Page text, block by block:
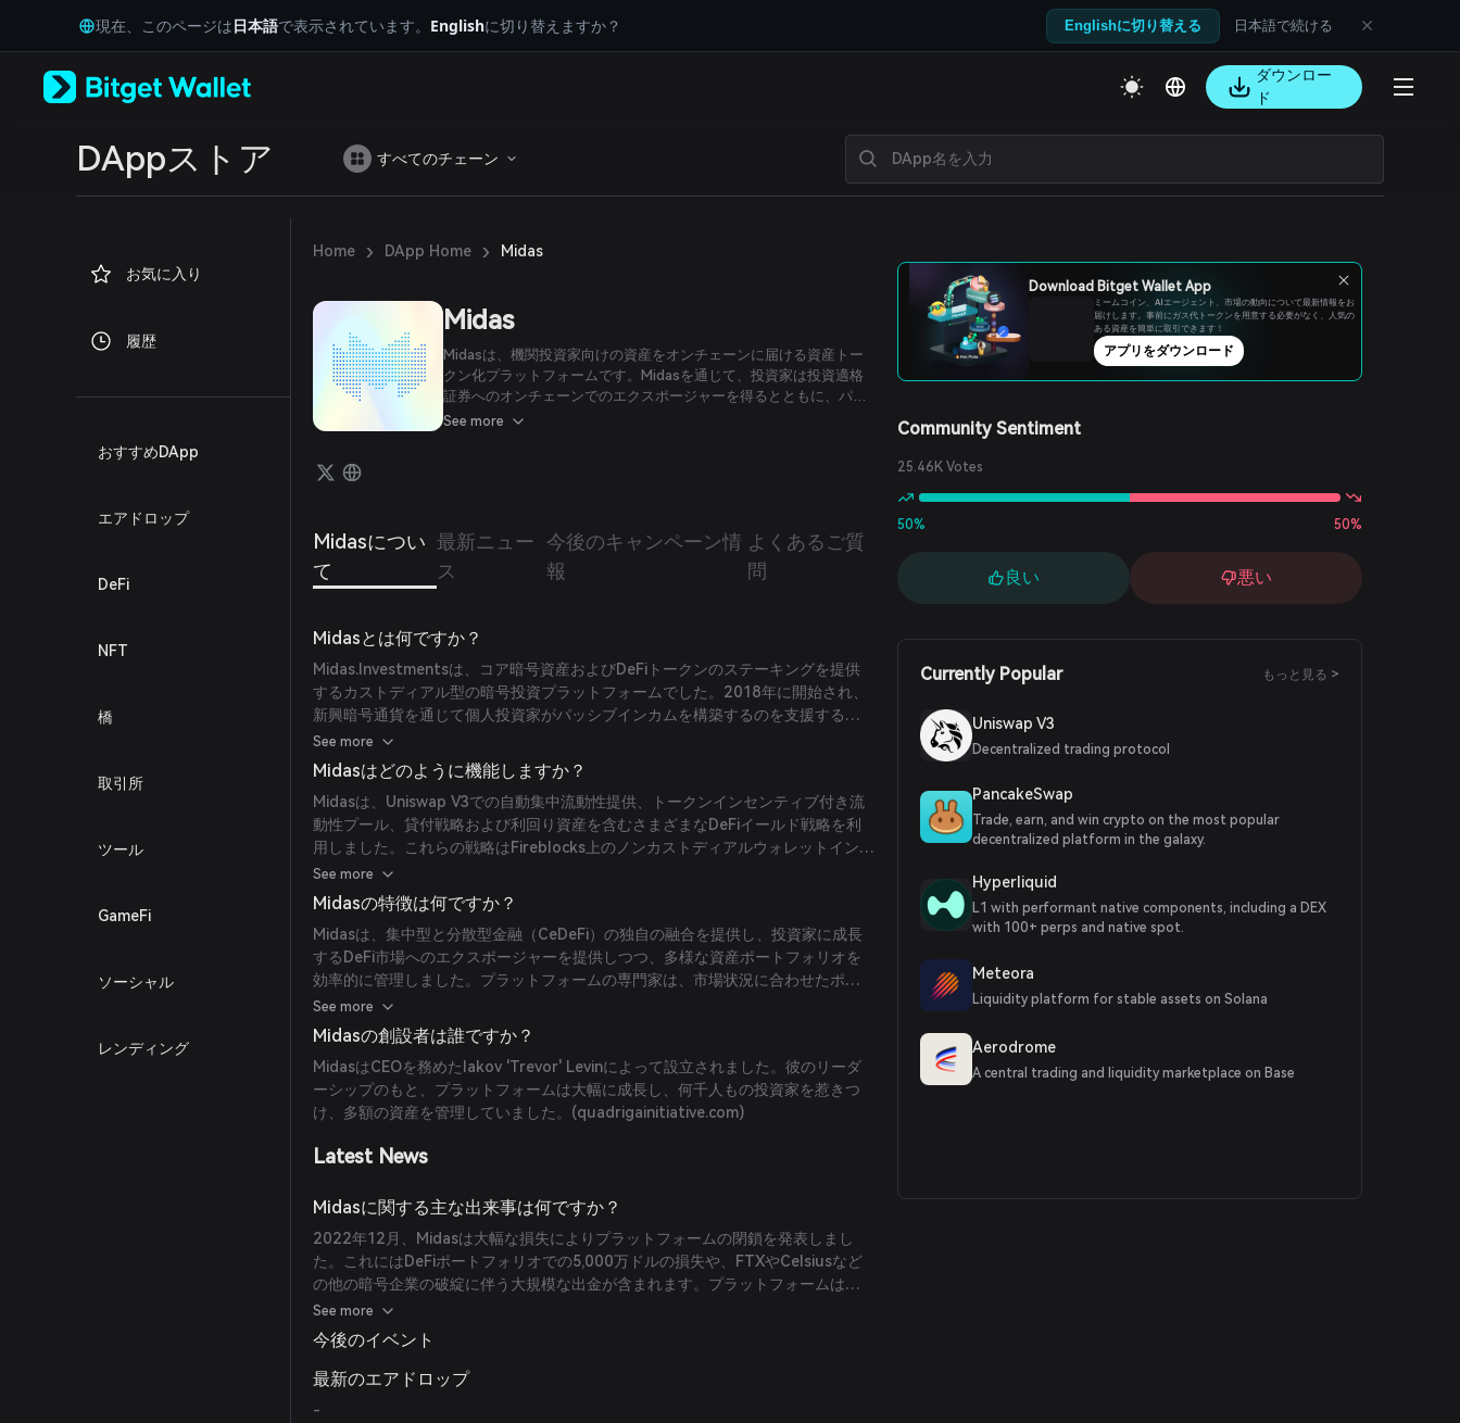
Tiếng Việt
Русский
Español (Latinoamérica)
Português (Portugal)
Bahasa Indonesia
Español (Argentina)
現在、このページは日本語で表示されています。 Englishに切り替えますか？ Englishに切り替える 日本語で続ける
ダウンロー
ド
DAppストア すべてのチェーン
お気に入り
履歴
おすすめDApp
エアドロップ
DeFi
NFT
橋
取引所
ツール
GameFi
ソーシャル
レンディング
Home › DApp Home › Midas
Midas
Midasは、機関投資家向けの資産をオンチェーンに届ける資産トー
クン化プラットフォームです。Midasを通じて、投資家は投資適格
証券へのオンチェーンでのエクスポージャーを得るとともに、パー
ミッションレスなERC-20トークンを介してDeFiアプリケーション
See more
Midasについ
て
最新ニュー
ス
今後のキャンペーン情
報
よくあるご質
問
Midasとは何ですか？
Midas.Investmentsは、コア暗号資産およびDeFiトークンのステーキングを提供
するカストディアル型の暗号投資プラットフォームでした。2018年に開始され、
新興暗号通貨を通じて個人投資家がパッシブインカムを構築するのを支援するこ
とを目指していました。ピーク時には、Midasは2億ドル以上の資産を管理し、世
界中で7,000人以上の投資家にサービスを提供していました。
quadrigainitiative.com)
See more
Midasはどのように機能しますか？
Midasは、Uniswap V3での自動集中流動性提供、トークンインセンティブ付き流
動性プール、貸付戦略および利回り資産を含むさまざまなDeFiイールド戦略を利
用しました。これらの戦略はFireblocks上のノンカストディアルウォレットインフ
ラを通じて管理され、安全性と透明性を確保していました。
( quadrigainitiative.com
See more
Midasの特徴は何ですか？
Midasは、集中型と分散型金融（CeDeFi）の独自の融合を提供し、投資家に成長
するDeFi市場へのエクスポージャーを提供しつつ、多様な資産ポートフォリオを
効率的に管理しました。プラットフォームの専門家は、市場状況に合わせたポー
トフォリオを作成し、持続可能な利回り生成と堅牢なリスク管理ポリシーで相互
に補完し合うよう努めていました。(
See more
Midasの創設者は誰ですか？
MidasはCEOを務めたIakov 'Trevor' Levinによって設立されました。彼のリーダ
ーシップのもと、プラットフォームは大幅に成長し、何千人もの投資家を惹きつ
け、多額の資産を管理していました。(quadrigainitiative.com)
Latest News
Midasに関する主な出来事は何ですか？
2022年12月、Midasは大幅な損失によりプラットフォームの閉鎖を発表しまし
た。これにはDeFiポートフォリオでの5,000万ドルの損失や、FTXやCelsiusなど
の他の暗号企業の破綻に伴う大規模な出金が含まれます。プラットフォームは管
理資産の60%以上が引き出され、資産不足を招きました。
quadrigainitiative.com
See more
今後のイベント
最新のエアドロップ
-
Download Bitget Wallet App
ミームコイン、AIエージェント、市場の動向について最新情報をお
届けします。事前にガス代トークンを用意する必要がなく、人気の
ある資産を簡単に取引できます！
アプリをダウンロード
Community Sentiment
25.46K Votes
50% 50%
良い 悪い
Currently Popular もっと見る >
Uniswap V3
Decentralized trading protocol
PancakeSwap
Trade, earn, and win crypto on the most popular
decentralized platform in the galaxy.
Hyperliquid
L1 with performant native components, including a DEX
with 100+ perps and native spot.
Meteora
Liquidity platform for stable assets on Solana
Aerodrome
A central trading and liquidity marketplace on Base